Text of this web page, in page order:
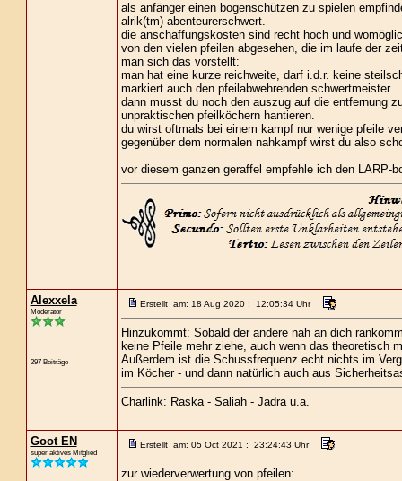
als anfänger einen bogenschützen zu spielen
alrik(tm) abenteurerschwert.
die anschaffungskosten sind recht hoch und
von den vielen pfeilen abgesehen, die im laufe der
man sich das vorstellt:
man hat eine kurze reichweite, darf i.d.r. keine
markiert auch den pfeilabwehrenden schwertmeister.
dann musst du noch den auszug auf die entfernung
unpraktischen pfeilköchern hantieren.
du wirst oftmals bei einem kampf nur wenige pfeile
gegenüber dem normalen nahkampf wirst du also
vor diesem ganzen geraffel empfehle ich den LARP-
Alexxela
Moderator
297 Beiträge
Erstellt am: 18 Aug 2020 : 12:05:34 Uhr
Hinzukommt: Sobald der andere nah an dich
keine Pfeile mehr ziehe, auch wenn das theoretisch
Außerdem ist die Schussfrequenz echt nichts im
im Köcher - und dann natürlich auch aus
Charlink: Raska - Saliah - Jadra u.a.
Goot EN
super aktives Mitglied
Erstellt am: 05 Oct 2021 : 23:24:43 Uhr
zur wiederverwertung von pfeilen: